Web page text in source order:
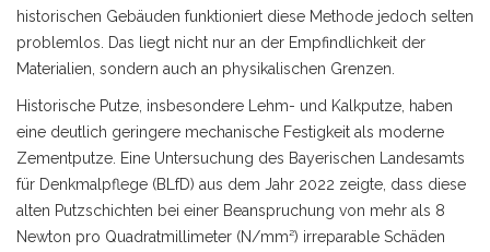
historischen Gebäuden funktioniert diese Methode jedoch selten
problemlos. Das liegt nicht nur an der Empfindlichkeit der
Materialien, sondern auch an physikalischen Grenzen.
Historische Putze, insbesondere Lehm- und Kalkputze, haben
eine deutlich geringere mechanische Festigkeit als moderne
Zementputze. Eine Untersuchung des Bayerischen Landesamts
für Denkmalpflege (BLfD) aus dem Jahr 2022 zeigte, dass diese
alten Putzschichten bei einer Beanspruchung von mehr als 8
Newton pro Quadratmillimeter (N/mm²) irreparable Schäden